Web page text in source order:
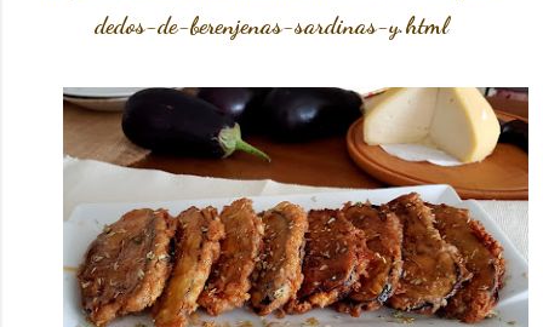
dedos-de-berenjenas-sardinas-y.html